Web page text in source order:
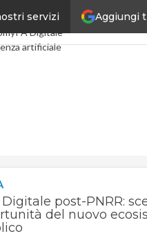
Aggiungi
servizi
Telco
PA Digitale
artificiale
post-PNRR:
del nuovo